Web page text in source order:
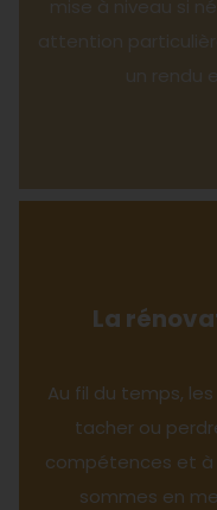
La
Au fil du temps,
tacher ou
compétences et à
sommes en